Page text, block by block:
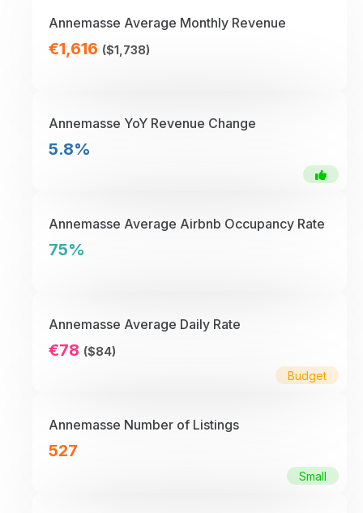
Annemasse Average Monthly Revenue
€1,616 ($1,738)
Annemasse YoY Revenue Change
5.8%
Annemasse Average Airbnb Occupancy Rate
75%
Annemasse Average Daily Rate
€78 ($84)
Budget
Annemasse Number of Listings
527
Small